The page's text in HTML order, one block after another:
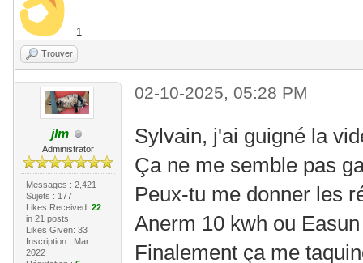
1
Trouver
jlm
Administrator
Messages : 2,421
Sujets : 177
Likes Received: 22
in 21 posts
Likes Given: 33
Inscription : Mar
2022
02-10-2025, 05:28 PM
Sylvain, j'ai guigné la
Ça ne me semble pas
Peux-tu me donner les
Anerm 10 kwh ou
Finalement ça me